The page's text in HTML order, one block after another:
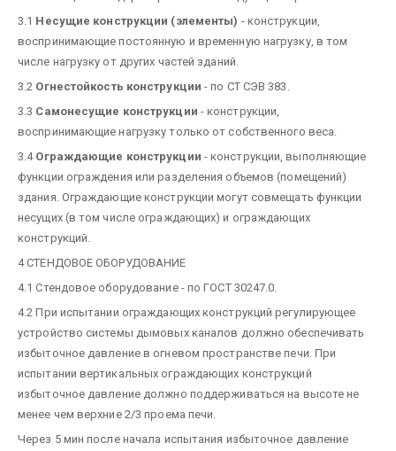
3.1 Несущие конструкции (элементы) - конструкции,
воспринимающие постоянную и временную нагрузку, в том
числе нагрузку от других частей зданий.
3.2 Огнестойкость конструкции - по СТ СЭВ 383.
3.3 Самонесущие конструкции - конструкции,
воспринимающие нагрузку только от собственного веса.
3.4 Ограждающие конструкции - конструкции, выполняющие
функции ограждения или разделения объемов (помещений)
здания. Ограждающие конструкции могут совмещать функции
несущих (в том числе ограждающих) и ограждающих
конструкций.
4 СТЕНДОВОЕ ОБОРУДОВАНИЕ
4.1 Стендовое оборудование - по ГОСТ 30247.0.
4.2 При испытании ограждающих конструкций регулирующее
устройство системы дымовых каналов должно обеспечивать
избыточное давление в огневом пространстве печи. При
испытании вертикальных ограждающих конструкций
избыточное давление должно поддерживаться на высоте не
менее чем верхние 2/3 проема печи.
Через 5 мин после начала испытания избыточное давление